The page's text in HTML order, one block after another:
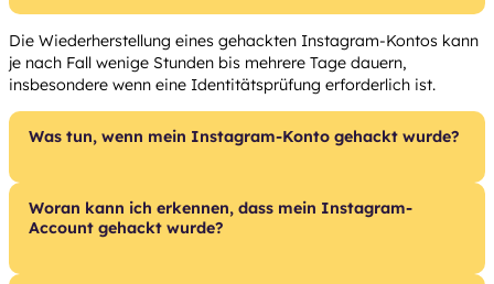
Die Wiederherstellung eines gehackten Instagram-Kontos kann
je nach Fall wenige Stunden bis mehrere Tage dauern,
insbesondere wenn eine Identitätsprüfung erforderlich ist.
Was tun, wenn mein Instagram-Konto gehackt wurde?
Woran kann ich erkennen, dass mein Instagram-
Account gehackt wurde?